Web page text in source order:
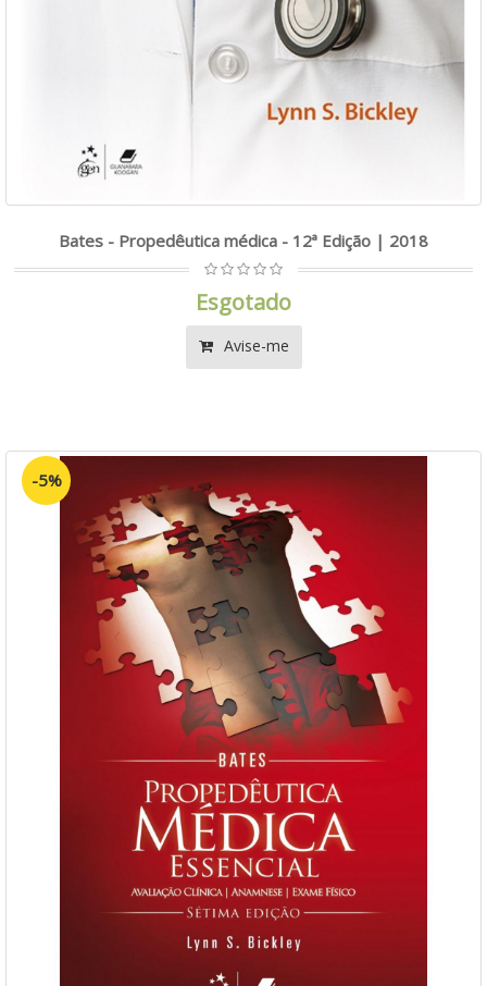
Bates - Propedêutica médica - 12ª Edição | 2018
Esgotado
Avise-me
-5%